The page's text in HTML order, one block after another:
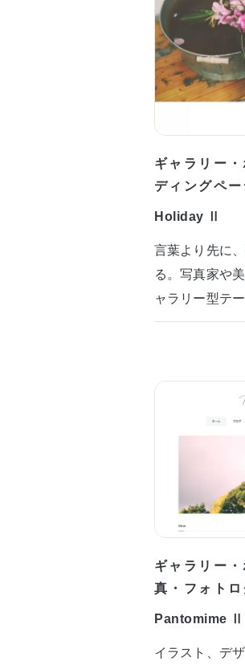
ギャラリー
ディングペー
Holiday Ⅱ
言葉より先に
る。写真家や
ャラリー型テ
ギャラリー
真・フォト
Pantomime Ⅱ
イラスト、デ